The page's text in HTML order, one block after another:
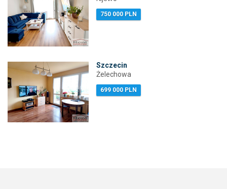
750 000 PLN
Szczecin
Żelechowa
699 000 PLN